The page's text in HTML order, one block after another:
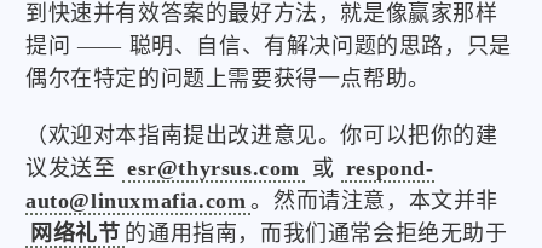
到快速并有效答案的最好方法，就是像赢家那样
提问 —— 聪明、自信、有解决问题的思路，只是
偶尔在特定的问题上需要获得一点帮助。
（欢迎对本指南提出改进意见。你可以把你的建
议发送至 esr@thyrsus.com 或 respond-
auto@linuxmafia.com 。然而请注意，本文并非
网络礼节 的通用指南，而我们通常会拒绝无助于